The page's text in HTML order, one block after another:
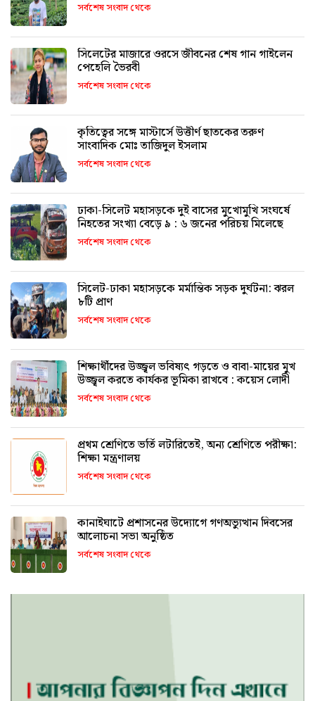
সর্বশেষ সংবাদ থেকে
সিলেটের মাজারে ওরসে জীবনের শেষ গান গাইলেন
পেহেলি ভৈরবী
সর্বশেষ সংবাদ থেকে
কৃতিত্বের সঙ্গে মাস্টার্সে উত্তীর্ণ ছাতকের তরুণ
সাংবাদিক মোঃ তাজিদুল ইসলাম
সর্বশেষ সংবাদ থেকে
ঢাকা-সিলেট মহাসড়কে দুই বাসের মুখোমুখি সংঘর্ষে
নিহতের সংখ্যা বেড়ে ৯ : ৬ জনের পরিচয় মিলেছে
সর্বশেষ সংবাদ থেকে
সিলেট-ঢাকা মহাসড়কে মর্মান্তিক সড়ক দুর্ঘটনা: ঝরল
৮টি প্রাণ
সর্বশেষ সংবাদ থেকে
শিক্ষার্থীদের উজ্জ্বল ভবিষ্যৎ গড়তে ও বাবা-মায়ের মুখ
উজ্জ্বল করতে কার্যকর ভূমিকা রাখবে : কয়েস লোদী
সর্বশেষ সংবাদ থেকে
প্রথম শ্রেণিতে ভর্তি লটারিতেই, অন্য শ্রেণিতে পরীক্ষা:
শিক্ষা মন্ত্রণালয়
সর্বশেষ সংবাদ থেকে
কানাইঘাটে প্রশাসনের উদ্যোগে গণঅভ্যুত্থান দিবসের
আলোচনা সভা অনুষ্ঠিত
সর্বশেষ সংবাদ থেকে